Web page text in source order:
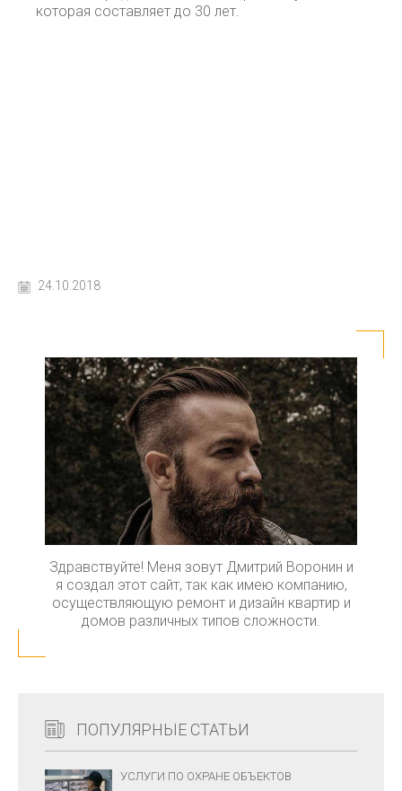
которая составляет до 30 лет.
24.10.2018
Здравствуйте! Меня зовут Дмитрий Воронин и
я создал этот сайт, так как имею компанию,
осуществляющую ремонт и дизайн квартир и
домов различных типов сложности.
ПОПУЛЯРНЫЕ СТАТЬИ
УСЛУГИ ПО ОХРАНЕ ОБЪЕКТОВ